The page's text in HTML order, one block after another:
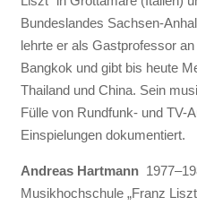
Bundeslandes Sachsen-
lehrte er als Gastprofessor
Bangkok und gibt bis heute
Thailand und China. Sein
Fülle von Rundfunk- und TV-
Einspielungen dokumentiert.
Andreas Hartmann
Musikhochschule „Franz